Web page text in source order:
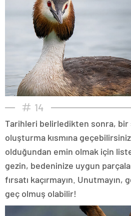
14
Tarihleri belirledikten sonra, bir
oluşturma kısmına
olduğundan emin olmak için
gezin, bedeninize uygun
fırsatı kaçırmayın.
geç olmuş olabilir!